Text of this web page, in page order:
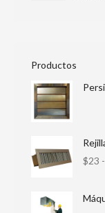
Productos
$23 -